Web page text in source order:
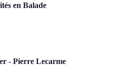
en Balade
- Pierre Lecarme